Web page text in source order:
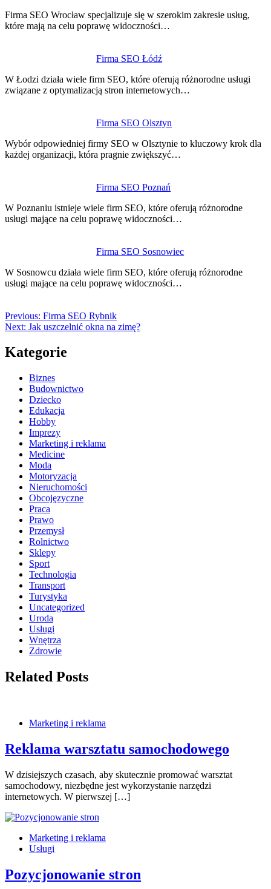
Firma SEO Wrocław specjalizuje się w szerokim zakresie usług,
które mają na celu poprawę widoczności…
Firma SEO Łódź
W Łodzi działa wiele firm SEO, które oferują różnorodne usługi
związane z optymalizacją stron internetowych…
Firma SEO Olsztyn
Wybór odpowiedniej firmy SEO w Olsztynie to kluczowy krok dla
każdej organizacji, która pragnie zwiększyć…
Firma SEO Poznań
W Poznaniu istnieje wiele firm SEO, które oferują różnorodne
usługi mające na celu poprawę widoczności…
Firma SEO Sosnowiec
W Sosnowcu działa wiele firm SEO, które oferują różnorodne
usługi mające na celu poprawę widoczności…
wpisu
Previous: Firma SEO Rybnik
Next: Jak uszczelnić okna na zimę?
Kategorie
Biznes
Budownictwo
Dziecko
Edukacja
Hobby
Imprezy
Marketing i reklama
Medicine
Moda
Motoryzacja
Nieruchomości
Obcojęzyczne
Praca
Prawo
Przemysł
Rolnictwo
Sklepy
Sport
Technologia
Transport
Turystyka
Uncategorized
Uroda
Usługi
Wnętrza
Zdrowie
Related Posts
Marketing i reklama
Reklama warsztatu samochodowego
W dzisiejszych czasach, aby skutecznie promować warsztat
samochodowy, niezbędne jest wykorzystanie narzędzi
internetowych. W pierwszej […]
Marketing i reklama
Usługi
Pozycjonowanie stron